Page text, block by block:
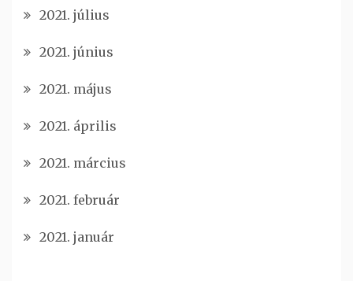
2021. július
2021. június
2021. május
2021. április
2021. március
2021. február
2021. január